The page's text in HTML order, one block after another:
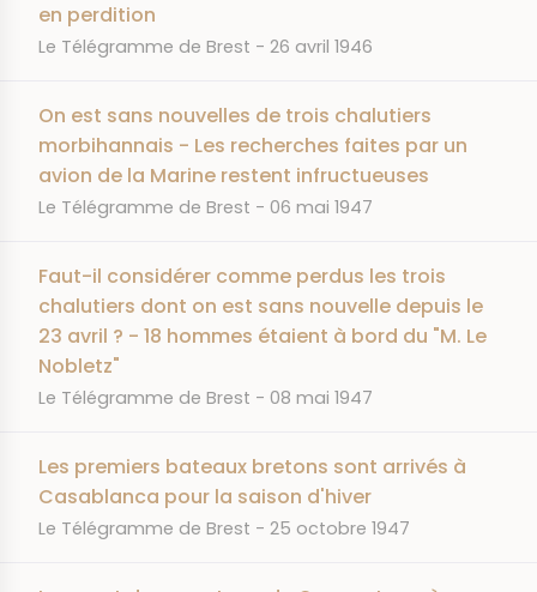
en perdition
JOURNAL
Le Télégramme de Brest DATE
26 avril 1946
On est sans nouvelles de trois chalutiers
morbihannais - Les recherches faites par un
avion de la Marine restent infructueuses
JOURNAL
Le Télégramme de Brest DATE
06 mai 1947
Faut-il considérer comme perdus les trois
chalutiers dont on est sans nouvelle depuis le
23 avril ? - 18 hommes étaient à bord du "M. Le
Nobletz"
JOURNAL
Le Télégramme de Brest DATE
08 mai 1947
Les premiers bateaux bretons sont arrivés à
Casablanca pour la saison d'hiver
JOURNAL
Le Télégramme de Brest DATE
25 octobre 1947